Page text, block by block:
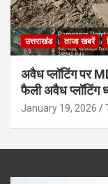
उत्तराखंड ताजा खबरें
अवैध प्लॉटिंग पर
फैली अवैध प्लॉटिंग
January 19, 2026